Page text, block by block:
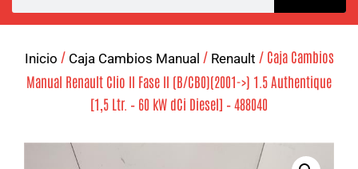
Inicio / Caja Cambios Manual / Renault / Caja Cambios
Manual Renault Clio II Fase II (B/CB0)(2001->) 1.5 Authentique
[1,5 Ltr. – 60 kW dCi Diesel] – 488040